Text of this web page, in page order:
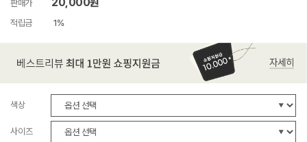
판매가
적립금 1%
색상
사이즈